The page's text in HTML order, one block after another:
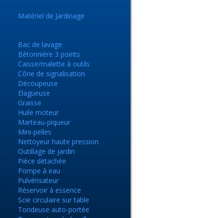
Matériel de Jardinage
Bac de lavage
Bétonnière 3 points
Caisse/malette à outils
Cône de signalisation
Découpeuse
Elagueuse
Graisse
Huile moteur
Marteau-piqueur
Mini-pelles
Nettoyeur haute pression
Outillage de jardin
Pièce détachée
Pompe à eau
Pulvérisateur
Réservoir à essence
Scie circulaire sur table
Tondeuse auto-portée